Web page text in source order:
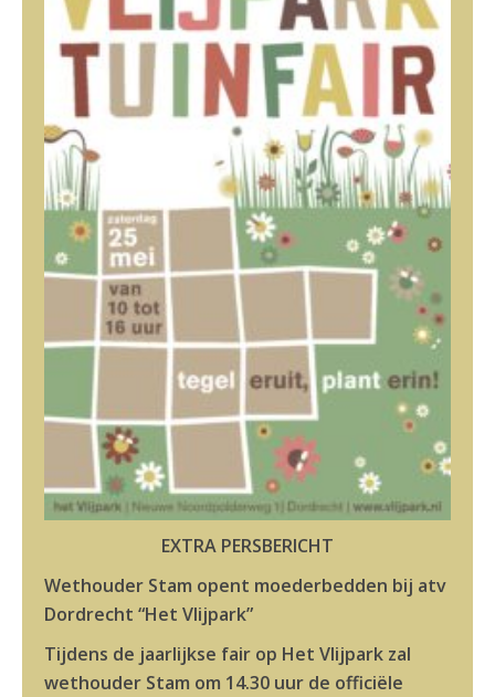
EXTRA PERSBERICHT
Wethouder Stam opent moederbedden bij atv
Dordrecht “Het Vlijpark”
Tijdens de jaarlijkse fair op Het Vlijpark zal
wethouder Stam om 14.30 uur de officiële